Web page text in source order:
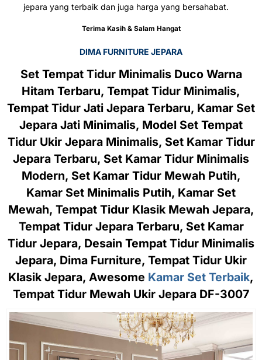
jepara yang terbaik dan juga harga yang bersahabat.
Terima Kasih & Salam Hangat
DIMA FURNITURE JEPARA
Set Tempat Tidur Minimalis Duco Warna
Hitam Terbaru, Tempat Tidur Minimalis,
Tempat Tidur Jati Jepara Terbaru, Kamar Set
Jepara Jati Minimalis, Model Set Tempat
Tidur Ukir Jepara Minimalis, Set Kamar Tidur
Jepara Terbaru, Set Kamar Tidur Minimalis
Modern, Set Kamar Tidur Mewah Putih,
Kamar Set Minimalis Putih, Kamar Set
Mewah, Tempat Tidur Klasik Mewah Jepara,
Tempat Tidur Jepara Terbaru, Set Kamar
Tidur Jepara, Desain Tempat Tidur Minimalis
Jepara, Dima Furniture, Tempat Tidur Ukir
Klasik Jepara, Awesome Kamar Set Terbaik,
Tempat Tidur Mewah Ukir Jepara DF-3007